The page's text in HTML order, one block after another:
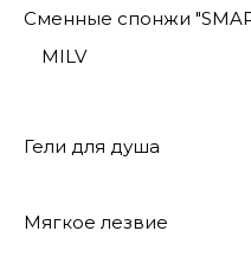
Сменные спонжи
MILV
Гели для душа
Мягкое лезвие